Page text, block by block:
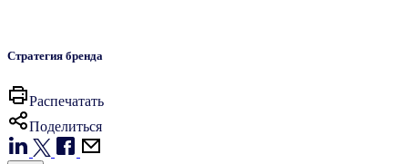
Стратегия бренда
Распечатать
Поделиться